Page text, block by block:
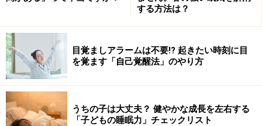
工夫次第で空間作りにも活用できるダンボール。手元のも
ので少しでも快適な空間を確保しましょう
「天井が高い家に育った子どもは、大きな人間になる」
ともいわれますが、体育館のような天井の高さがある
と、暖かな空気は軽いので上に行き、かわりに冷たい空
気が床に降りてきてしまいます。そのため眠るときに寒
する方法は？
目覚ましアラームは不要!? 起きたい時刻に目
を覚ます「自己覚醒法」のやり方
うちの子は大丈夫？ 健やかな成長を左右する
「子どもの睡眠力」チェックリスト